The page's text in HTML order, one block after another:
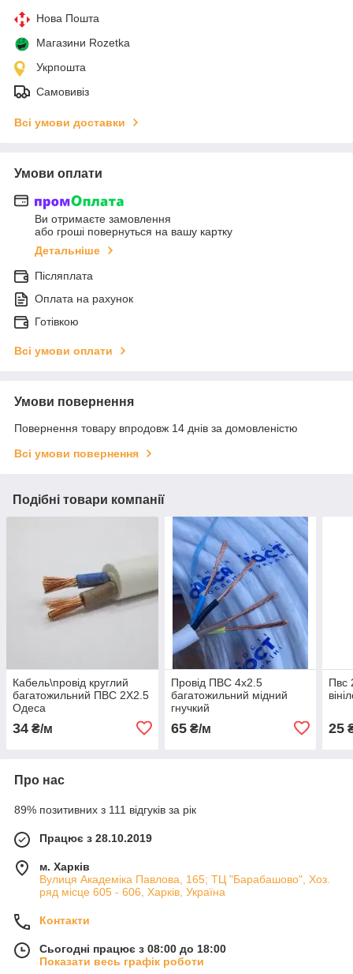
Нова Пошта
Магазини Rozetka
Укрпошта
Самовивіз
Всі умови доставки
Умови оплати
Ви отримаєте замовлення
або гроші повернуться на вашу картку
Детальніше
Післяплата
Оплата на рахунок
Готівкою
Всі умови оплати
Умови повернення
Повернення товару впродовж 14 днів за домовленістю
Всі умови повернення
Подібні товари компанії
Кабель\провід круглий
багатожильний ПВС 2Х2.5
Одеса
34 ₴/м
Провід ПВС 4х2.5
багатожильний мідний
гнучкий
65₴/м
Пвс
25
Про нас
89% позитивних з 111 відгуків за рік
Працює з 28.10.2019
м. Харків
Вулиця Академіка Павлова, 165; ТЦ "Барабашово", Хоз.
ряд місце 605 - 606, Харків, Україна
Контакти
Сьогодні працює з 08:00 до 18:00
Показати весь графік роботи